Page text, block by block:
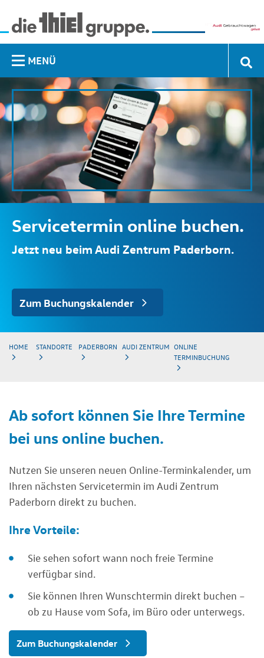
MENÜ
Servicetermin online buchen.
Jetzt neu beim Audi Zentrum Paderborn.
Zum Buchungskalender
HOME STANDORTE PADERBORN AUDI ZENTRUM ONLINE
TERMINBUCHUNG
Ab sofort können Sie Ihre Termine
bei uns online buchen.
Nutzen Sie unseren neuen Online-Terminkalender, um
Ihren nächsten Servicetermin im Audi Zentrum
Paderborn direkt zu buchen.
Ihre Vorteile:
Sie sehen sofort wann noch freie Termine
verfügbar sind.
Sie können Ihren Wunschtermin direkt buchen –
ob zu Hause vom Sofa, im Büro oder unterwegs.
Zum Buchungskalender